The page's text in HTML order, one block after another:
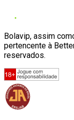
Bolavip, assim
pertencente à
reservados.